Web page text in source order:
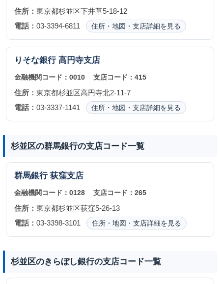
住所： 東京都杉並区下井草5-18-12
電話： 03-3394-6811 住所・地図・支店詳細を見る
りそな銀行 高円寺支店
金融機関コード： 0010 支店コード：415
住所： 東京都杉並区高円寺北2-11-7
電話： 03-3337-1141 住所・地図・支店詳細を見る
杉並区の群馬銀行の支店コード一覧
群馬銀行 荻窪支店
金融機関コード： 0128 支店コード：265
住所： 東京都杉並区荻窪5-26-13
電話： 03-3398-3101 住所・地図・支店詳細を見る
杉並区のきらぼし銀行の支店コード一覧